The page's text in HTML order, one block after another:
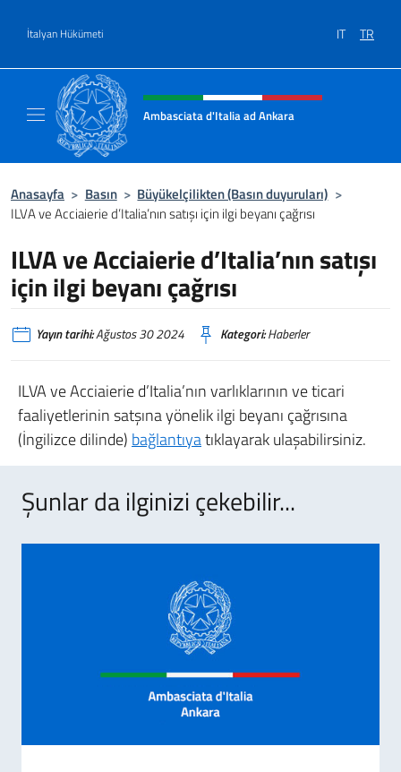
İtalyan Hükümeti IT TR
Site başlığı, sosyal medya ve
Ambasciata d'Italia ad Ankara
Anasayfa > Basın > Büyükelçilikten (Basın duyuruları) >
ILVA ve Acciaierie d’Italia’nın satışı için ilgi beyanı çağrısı
ILVA ve Acciaierie d’Italia’nın satışı
için ilgi beyanı çağrısı
Yayın tarihi:Ağustos 30 2024 Kategori:Haberler
ILVA ve Acciaierie d’Italia’nın varlıklarının ve ticari
faaliyetlerinin satşına yönelik ilgi beyanı çağrısına
(İngilizce dilinde) bağlantıyatıklayarak ulaşabilirsiniz.
Şunlar da ilginizi çekebilir...